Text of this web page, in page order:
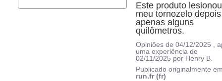
Este produto lesionou
meu tornozelo
apenas alguns
quilômetros.
Opiniões de04/12/2025
,
uma experiência de
02/11/2025 por Henry B.
Publicado originalmente
run.fr (fr)